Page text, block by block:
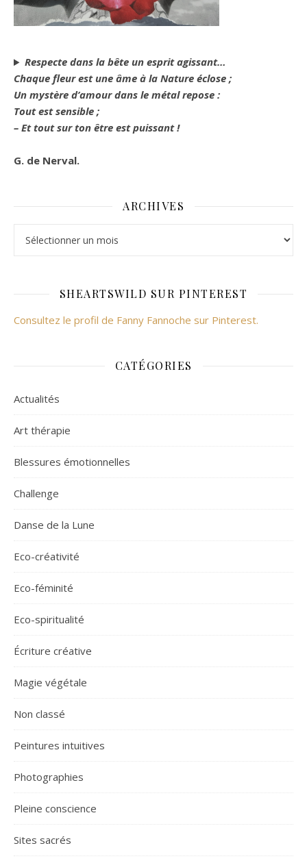
Respecte dans la bête un esprit agissant…
Chaque fleur est une âme à la Nature éclose ;
Un mystère d’amour dans le métal repose :
Tout est sensible ;
– Et tout sur ton être est puissant !
G. de Nerval.
ARCHIVES
SHEARTSWILD SUR PINTEREST
Consultez le profil de Fanny Fannoche sur Pinterest.
CATÉGORIES
Actualités
Art thérapie
Blessures émotionnelles
Challenge
Danse de la Lune
Eco-créativité
Eco-féminité
Eco-spiritualité
Écriture créative
Magie végétale
Non classé
Peintures intuitives
Photographies
Pleine conscience
Sites sacrés